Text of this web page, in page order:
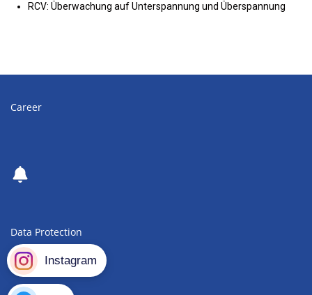
RCV: Überwachung auf Unterspannung und Überspannung
Career
Data Protection